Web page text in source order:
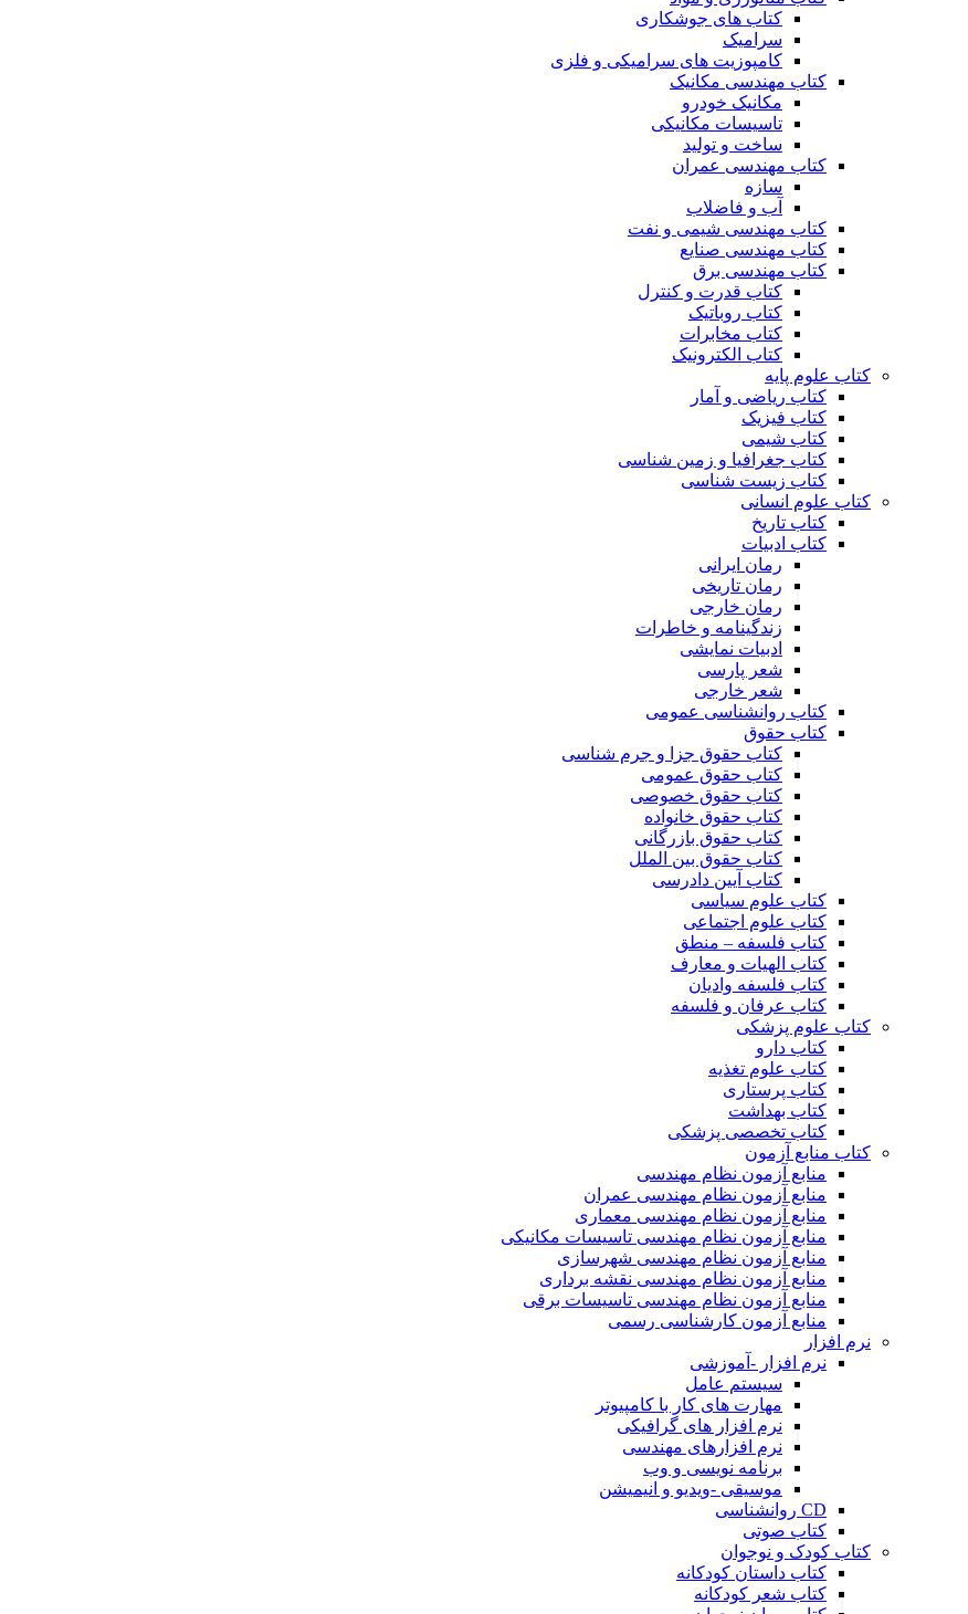
کتاب های جوشکاری
سرامیک
کامپوزیت های سرامیکی و فلزی
کتاب مهندسی مکانیک
مکانیک خودرو
تاسیسات مکانیکی
ساخت و تولید
کتاب مهندسی عمران
سازه
آب و فاضلاب
کتاب مهندسی شیمی و نفت
کتاب مهندسی صنایع
کتاب مهندسی برق
کتاب قدرت و کنترل
کتاب روباتیک
کتاب مخابرات
کتاب الکترونیک
کتاب علوم پایه
کتاب ریاضی و آمار
کتاب فیزیک
کتاب شیمی
کتاب جغرافیا و زمین شناسی
کتاب زیست شناسی
کتاب علوم انسانی
کتاب تاریخ
کتاب ادبیات
رمان ایرانی
رمان تاریخی
رمان خارجی
زندگینامه و خاطرات
ادبیات نمایشی
شعر پارسی
شعر خارجی
کتاب روانشناسی عمومی
کتاب حقوق
کتاب حقوق جزا و جرم شناسی
کتاب حقوق عمومی
کتاب حقوق خصوصی
کتاب حقوق خانواده
کتاب حقوق بازرگانی
کتاب حقوق بین الملل
کتاب آیین دادرسی
کتاب علوم سیاسی
کتاب علوم اجتماعی
کتاب فلسفه – منطق
کتاب الهیات و معارف
کتاب فلسفه وادیان
کتاب عرفان و فلسفه
کتاب علوم پزشکی
کتاب دارو
کتاب علوم تغذیه
کتاب پرستاری
کتاب بهداشت
کتاب تخصصی پزشکی
کتاب منابع آزمون
منابع آزمون نظام مهندسی
منابع آزمون نظام مهندسی عمران
منابع آزمون نظام مهندسی معماری
منابع آزمون نظام مهندسی تاسیسات مکانیکی
منابع آزمون نظام مهندسی شهرسازی
منابع آزمون نظام مهندسی نقشه برداری
منابع آزمون نظام مهندسی تاسیسات برقی
منابع آزمون کارشناسی رسمی
نرم افزار
نرم افزار -آموزشی
سیستم عامل
مهارت های کار با کامپیوتر
نرم افزار های گرافیکی
نرم افزارهای مهندسی
برنامه نویسی و وب
موسیقی -ویدیو و انیمیشن
CD روانشناسی
کتاب صوتی
کتاب کودک و نوجوان
کتاب داستان کودکانه
کتاب شعر کودکانه